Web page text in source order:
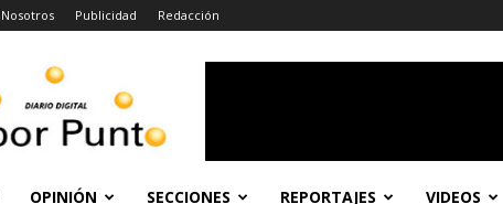
Nosotros Publicidad Redacción
Punto
OPINIÓN SECCIONES REPORTAJES VIDEOS